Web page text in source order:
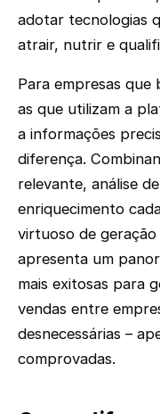
adotar tecnologias
atrair, nutrir e
Para empresas que
as que utilizam a
a informações
diferença.
relevante, análise
enriquecimento
virtuoso de
apresenta um
mais exitosas para
vendas entre
desnecessárias –
comprovadas.